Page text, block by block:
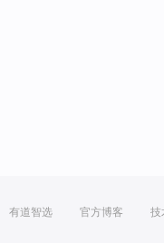
有道智选 官方博客 技